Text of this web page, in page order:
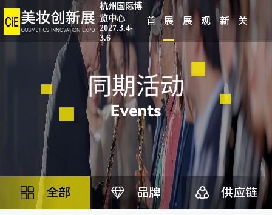
杭州国际博
览中心
2027.3.4-
3.6
首
页
展
概
况
展
商
中
心
观
众
中
心
新
闻
中
心
关
我
全部 品牌 供应链